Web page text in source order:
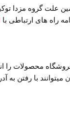
مزدا توکیو
خود میتوانید در
با رفتن به